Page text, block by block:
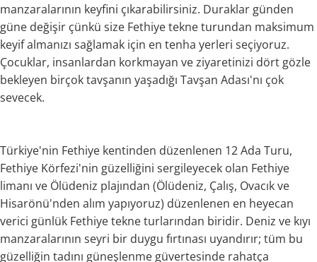
manzaralarının keyfini çıkarabilirsiniz. Duraklar günden
güne değişir çünkü size Fethiye tekne turundan maksimum
keyif almanızı sağlamak için en tenha yerleri seçiyoruz.
Çocuklar, insanlardan korkmayan ve ziyaretinizi dört gözle
bekleyen birçok tavşanın yaşadığı Tavşan Adası'nı çok
sevecek.
Türkiye'nin Fethiye kentinden düzenlenen 12 Ada Turu,
Fethiye Körfezi'nin güzelliğini sergileyecek olan Fethiye
limanı ve Ölüdeniz plajından (Ölüdeniz, Çalış, Ovacık ve
Hisarönü'nden alım yapıyoruz) düzenlenen en heyecan
verici günlük Fethiye tekne turlarından biridir. Deniz ve kıyı
manzaralarının seyri bir duygu fırtınası uyandırır; tüm bu
güzelliğin tadını güneşlenme güvertesinde rahatça